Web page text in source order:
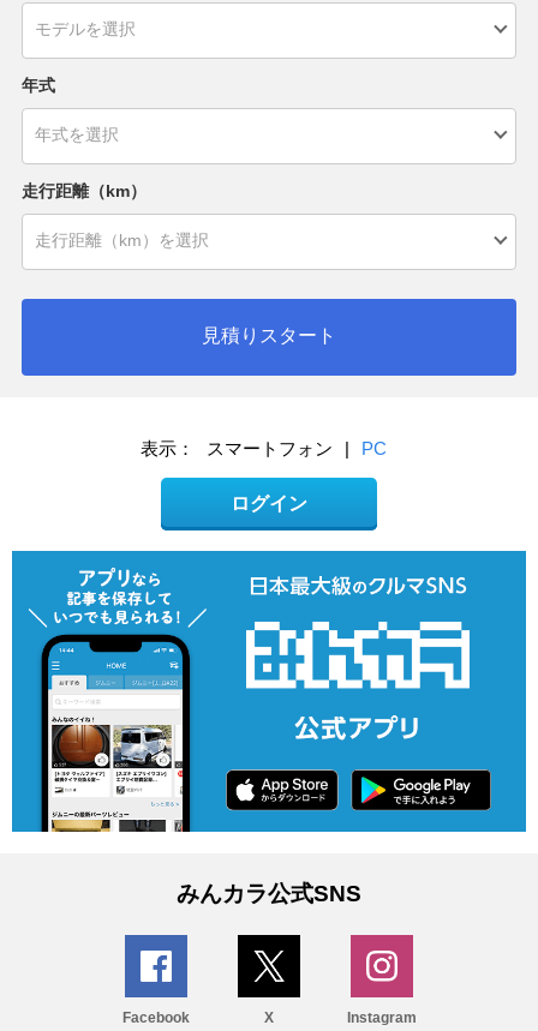
年式
走行距離（km）
見積りスタート
表示： スマートフォン | PC
ログイン
みんカラ公式SNS
Facebook X Instagram